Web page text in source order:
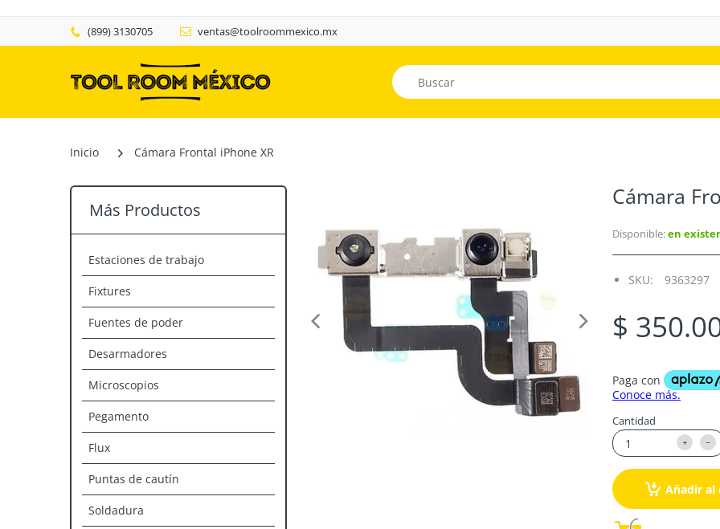
(899) 3130705 ventas@toolroommexico.mx
Inicio Cámara Frontal iPhone XR
Más Productos
Estaciones de trabajo
Fixtures
Fuentes de poder
Desarmadores
Microscopios
Pegamento
Flux
Puntas de cautín
Soldadura
Cámara
Disponible:en
SKU: 9363297
$
Cantidad
Añadir al